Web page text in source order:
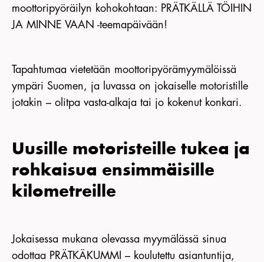
moottoripyöräilyn kohokohtaan: PRÄTKÄLLÄ TÖIHIN
JA MINNE VAAN -teemapäivään!
Tapahtumaa vietetään moottoripyörämyymälöissä
ympäri Suomen, ja luvassa on jokaiselle motoristille
jotakin – olitpa vasta-alkaja tai jo kokenut konkari.
Uusille motoristeille tukea ja
rohkaisua ensimmäisille
kilometreille
Jokaisessa mukana olevassa myymälässä sinua
odottaa PRÄTKÄKUMMI – koulutettu asiantuntija,